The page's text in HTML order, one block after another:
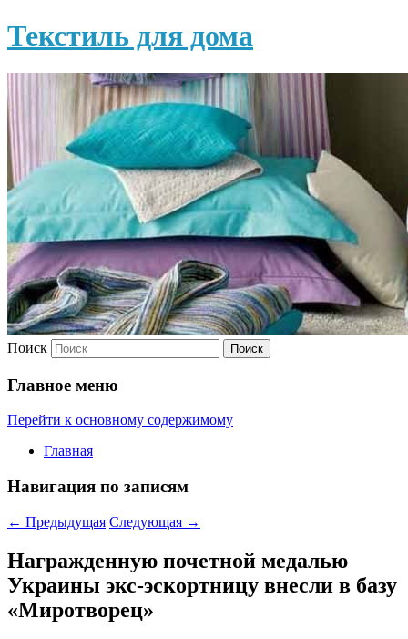
Текстиль для дома
Поиск
Главное меню
Перейти к основному содержимому
Главная
Навигация по записям
← Предыдущая Следующая →
Награжденную почетной медалью
Украины экс-эскортницу внесли в базу
«Миротворец»